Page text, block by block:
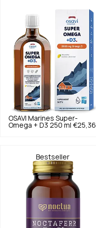
OSAVI Marines Super-
Omega + D3 250 ml €25,36
Bestseller